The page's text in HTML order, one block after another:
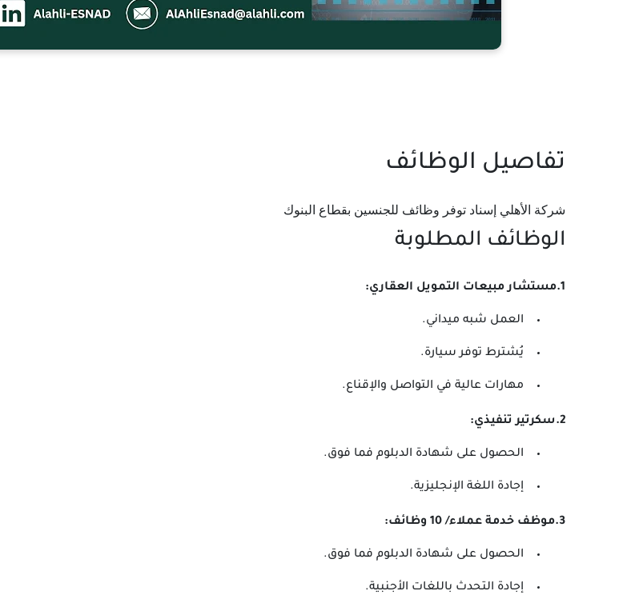
تفاصيل الوظائف
شركة الأهلي إسناد توفر وظائف للجنسين بقطاع البنوك
الوظائف المطلوبة
1.مستشار مبيعات التمويل العقاري:
العمل شبه ميداني.
يُشترط توفر سيارة.
مهارات عالية في التواصل والإقناع.
2.سكرتير تنفيذي:
الحصول على شهادة الدبلوم فما فوق.
إجادة اللغة الإنجليزية.
3.موظف خدمة عملاء/ 10 وظائف:
الحصول على شهادة الدبلوم فما فوق.
إجادة التحدث باللغات الأجنبية.